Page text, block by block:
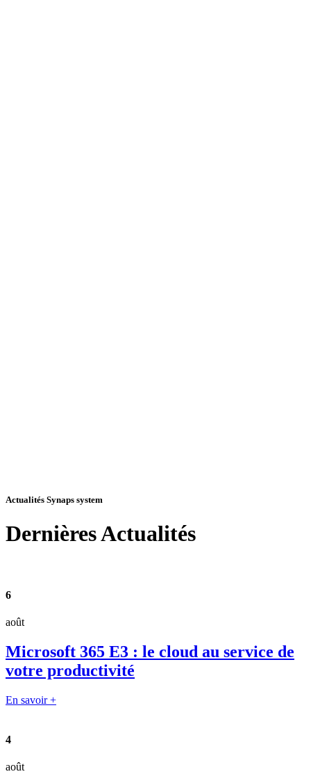
Actualités Synaps system
DernièresActualités
6
août
Microsoft 365 E3 : le cloud au service de
votre productivité
En savoir +
4
août